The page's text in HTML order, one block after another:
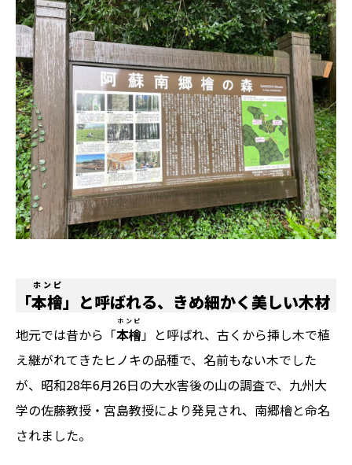
「本檜
ホンピ
」と呼ばれる、きめ細かく美しい木材
地元では昔から「本檜
ホンピ
」と呼ばれ、古くから挿し木で植
え継がれてきたヒノキの品種で、名前もない木でした
が、昭和28年6月26日の大水害後の山の調査で、九州大
学の佐藤教授・宮島教授により発見され、南郷檜と命名
されました。